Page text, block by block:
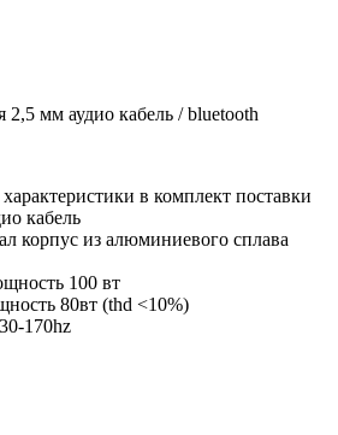
2,5 мм аудио кабель / bluetooth
в комплект поставки
кабель
корпус из алюминиевого сплава
100 вт
80вт (thd <10%)
30-170hz